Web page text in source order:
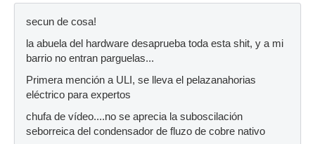
secun de cosa!
la abuela del hardware desaprueba toda esta shit, y a mi
barrio no entran parguelas...
Primera mención a ULI, se lleva el pelazanahorias
eléctrico para expertos
chufa de vídeo....no se aprecia la suboscilación
seborreica del condensador de fluzo de cobre nativo